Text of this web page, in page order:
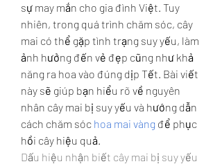
sự may mắn cho gia đình Việt. Tuy
nhiên, trong quá trình chăm sóc, cây
mai có thể gặp tình trạng suy yếu, làm
ảnh hưởng đến vẻ đẹp cũng như khả
năng ra hoa vào đúng dịp Tết. Bài viết
này sẽ giúp bạn hiểu rõ về nguyên
nhân cây mai bị suy yếu và hướng dẫn
cách chăm sóc hoa mai vàng để phục
hồi cây hiệu quả.
Dấu hiệu nhận biết cây mai bị suy yếu